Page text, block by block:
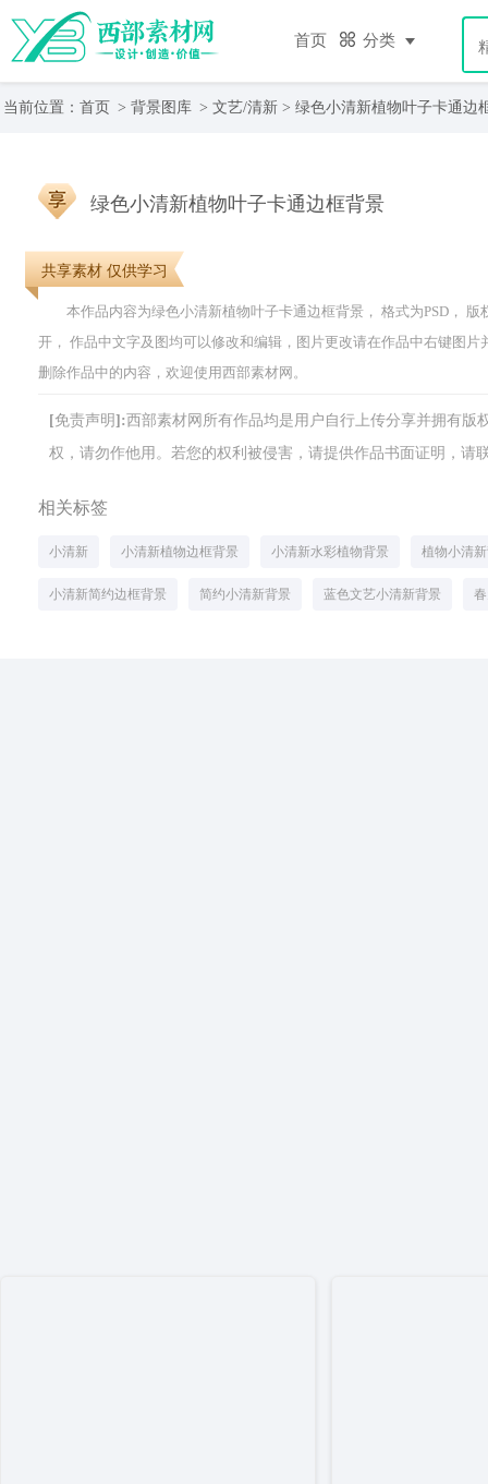
首页 分类
当前位置： 首页 > 背景图库 > 文艺/清新 > 绿色小清新植物叶子卡通边
共享素材 仅供学习
绿色小清新植物叶子卡通边框背景
本作品内容为绿色小清新植物叶子卡通边框背景， 格式为PSD，
开， 作品中文字及图均可以修改和编辑，图片更改请在作品中右键图
删除作品中的内容，欢迎使用西部素材网。
[免责声明]:西部素材网所有作品均是用户自行上传分享并拥有
权，请勿作他用。若您的权利被侵害，请提供作品书面证明，请
相关标签
小清新 小清新植物边框背景 小清新水彩植物背景 植物小清
小清新简约边框背景 简约小清新背景 蓝色文艺小清新背景